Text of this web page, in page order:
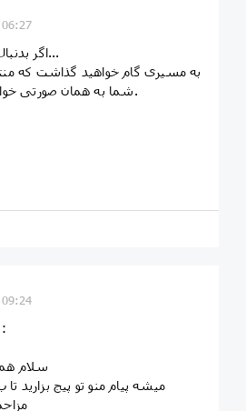
🔰 اگر بدنبال آرزوهای خود بروید...
به مسیری گام خواهید گذاشت که
شما به همان صورتی خواهد شد که می‌خواهید.
👤 #ارسالی_شهروند :
سلام
میشه پیام منو تو پیج بزارید